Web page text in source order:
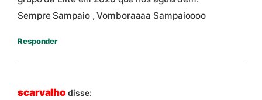
Sempre Sampaio , Vomboraaaa Sampaioooo
Responder
scarvalho disse: